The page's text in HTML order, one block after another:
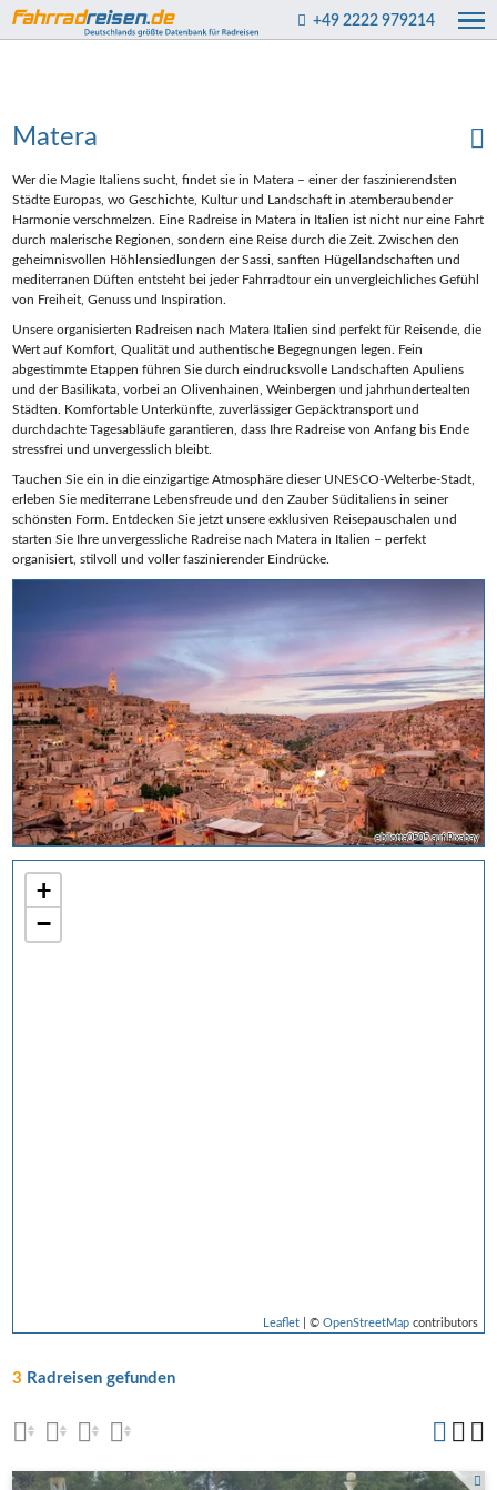
+49 2222 979214
ebilotta0505 auf Pixabay
+
−
Leaflet| © OpenStreetMapcontributors
Matera
Wer die Magie Italiens sucht, findet sie in Matera – einer der faszinierendsten
Städte Europas, wo Geschichte, Kultur und Landschaft in atemberaubender
Harmonie verschmelzen. Eine Radreise in Matera in Italien ist nicht nur eine Fahrt
durch malerische Regionen, sondern eine Reise durch die Zeit. Zwischen den
geheimnisvollen Höhlensiedlungen der Sassi, sanften Hügellandschaften und
mediterranen Düften entsteht bei jeder Fahrradtour ein unvergleichliches Gefühl
von Freiheit, Genuss und Inspiration.
Unsere organisierten Radreisen nach Matera Italien sind perfekt für Reisende, die
Wert auf Komfort, Qualität und authentische Begegnungen legen. Fein
abgestimmte Etappen führen Sie durch eindrucksvolle Landschaften Apuliens
und der Basilikata, vorbei an Olivenhainen, Weinbergen und jahrhundertealten
Städten. Komfortable Unterkünfte, zuverlässiger Gepäcktransport und
durchdachte Tagesabläufe garantieren, dass Ihre Radreise von Anfang bis Ende
stressfrei und unvergesslich bleibt.
Tauchen Sie ein in die einzigartige Atmosphäre dieser UNESCO-Welterbe-Stadt,
erleben Sie mediterrane Lebensfreude und den Zauber Süditaliens in seiner
schönsten Form. Entdecken Sie jetzt unsere exklusiven Reisepauschalen und
starten Sie Ihre unvergessliche Radreise nach Matera in Italien – perfekt
organisiert, stilvoll und voller faszinierender Eindrücke.
3 Radreisen gefunden